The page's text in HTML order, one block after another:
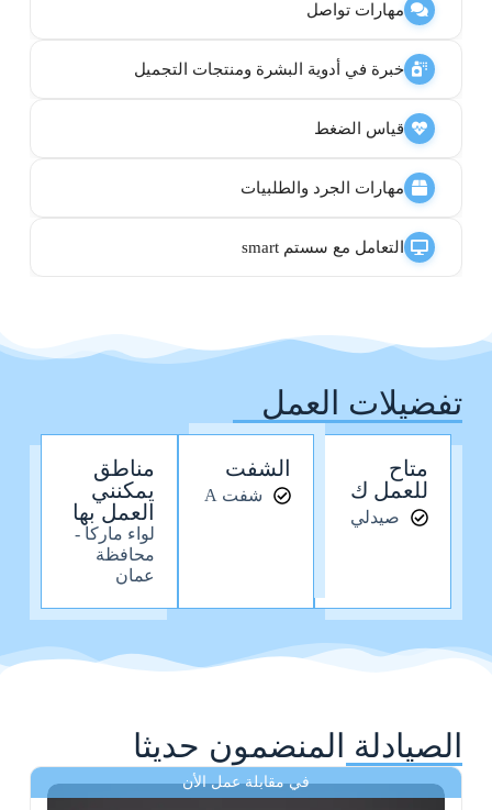
مهارات تواصل
خبرة في أدوية البشرة ومنتجات التجميل
قياس الضغط
مهارات الجرد والطلبيات
التعامل مع سستم smart
تفضيلات العمل
متاح
للعمل ك
صيدلي
الشفت
شفت A
مناطق
يمكنني
العمل بها
لواء ماركا -
محافظة
عمان
الصيادلة المنضمون حديثا
في مقابلة عمل الأن